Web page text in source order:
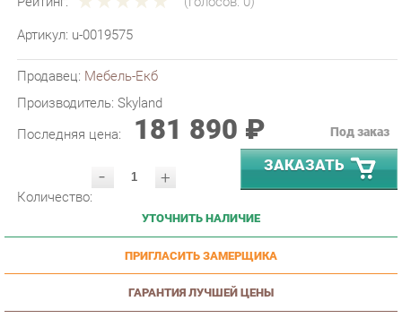
Артикул: u-0019575
Производитель:Skyland
Последняя цена: 181 890 ₽
- ЗАКАЗАТЬ
УТОЧНИТЬ НАЛИЧИЕ
ПРИГЛАСИТЬ ЗАМЕРЩИКА
ГАРАНТИЯ ЛУЧШЕЙ ЦЕНЫ
Доставкапог. Екатеринбурги до ТК -бесплатна.